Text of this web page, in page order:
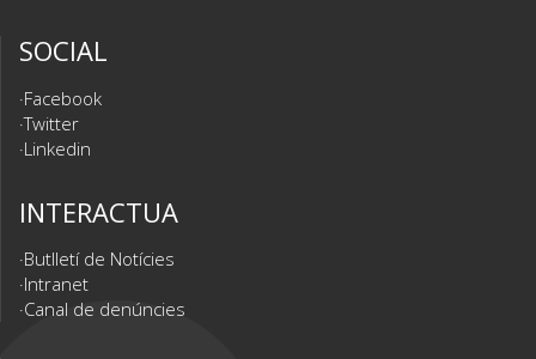
SOCIAL
Facebook
Twitter
Linkedin
INTERACTUA
Butlletí de Notícies
Intranet
Canal de denúncies